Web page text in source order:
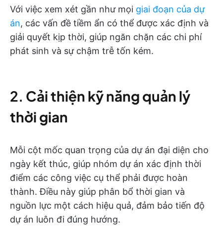
Với việc xem xét gần như mọi giai đoạn của dự
án, các vấn đề tiềm ẩn có thể được xác định và
giải quyết kịp thời, giúp ngăn chặn các chi phí
phát sinh và sự chậm trễ tốn kém.
2. Cải thiện kỹ năng quản lý
thời gian
Mỗi cột mốc quan trọng của dự án đại diện cho
ngày kết thúc, giúp nhóm dự án xác định thời
điểm các công việc cụ thể phải được hoàn
thành. Điều này giúp phân bổ thời gian và
nguồn lực một cách hiệu quả, đảm bảo tiến độ
dự án luôn đi đúng hướng.